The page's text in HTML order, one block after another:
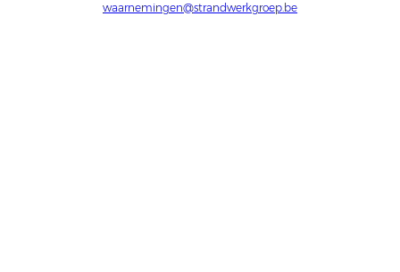
waarnemingen@strandwerkgroep.be